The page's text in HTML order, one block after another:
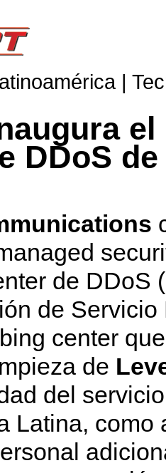
|
DDoS
de DDoS
de
center
de
del
Latina,